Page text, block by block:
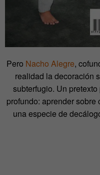
Pero Nacho Alegre,
realidad la decoración
subterfugio. Un
profundo: aprender
una especie de